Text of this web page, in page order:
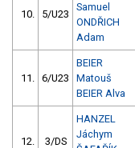
10. 5/U23
Samuel
ONDŘICH
Adam
11. 6/U23
BEIER
Matouš
BEIER Alva
12. 3/DS
HANZEL
Jáchym